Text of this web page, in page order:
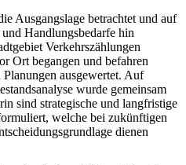
Ausgangslage betrachtet und auf
Handlungsbedarfe hin
Verkehrszählungen
Ort begangen und befahren
ausgewertet. Auf
wurde gemeinsam
sind strategische und langfristige
welche bei zukünftigen
dienen